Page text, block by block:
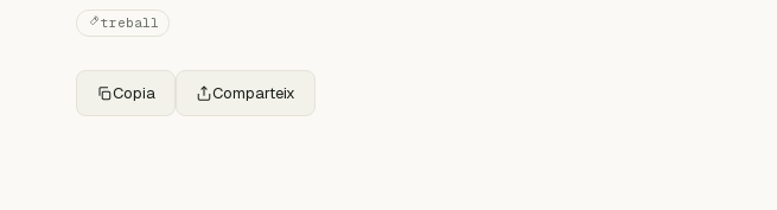
treball
Copia Comparteix